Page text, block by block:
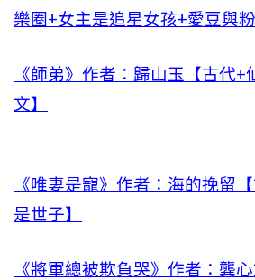
樂圈+女主是追星女孩+愛豆與粉
《師弟》作者：歸山玉【古代
文】
《唯妻是寵》作者：海的挽留
是世子】
《將軍總被欺負哭》作者：龔